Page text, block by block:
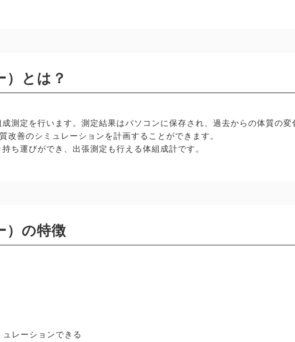
とは？
測定を行います。測定結果はパソコンに保存され、過去からの体質の変
善のシミュレーションを計画することができます。
ち運びができ、出張測定も行える体組成計です。
）の特徴
レーションできる